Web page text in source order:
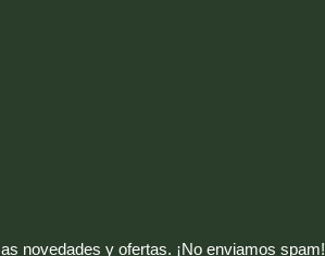
novedades y ofertas. ¡No enviamos spam!